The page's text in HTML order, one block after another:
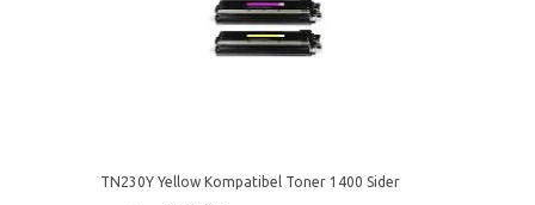
TN230Y Yellow Kompatibel Toner 1400 Sider